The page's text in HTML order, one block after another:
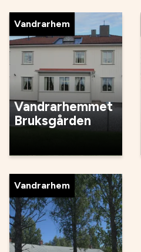
Vandrarhem
Vandrarhemmet
Bruksgården
Vandrarhem